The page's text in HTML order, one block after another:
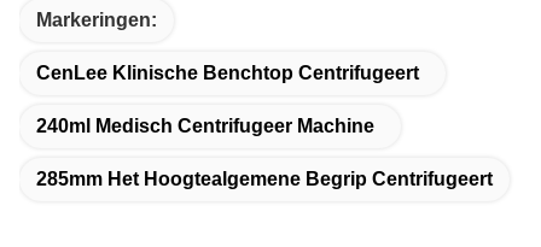
Markeringen:
CenLee Klinische Benchtop Centrifugeert
240ml Medisch Centrifugeer Machine
285mm Het Hoogtealgemene Begrip Centrifugeert